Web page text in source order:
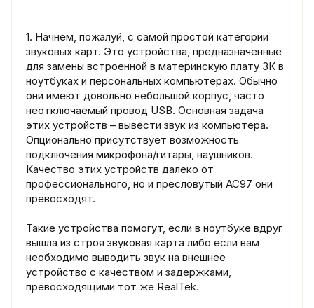
1. Начнем, пожалуй, с самой простой категории
звуковых карт. Это устройства, предназначенные
для замены встроенной в материнскую плату ЗК в
ноутбуках и персональных компьютерах. Обычно
они имеют довольно небольшой корпус, часто
неотключаемый провод USB. Основная задача
этих устройств – вывести звук из компьютера.
Опционально присутствует возможность
подключения микрофона/гитары, наушников.
Качество этих устройств далеко от
профессионального, но и пресловутый АС97 они
превосходят.
Такие устройства помогут, если в ноутбуке вдруг
вышла из строя звуковая карта либо если вам
необходимо выводить звук на внешнее
устройство с качеством и задержками,
превосходящими тот же RealTek.